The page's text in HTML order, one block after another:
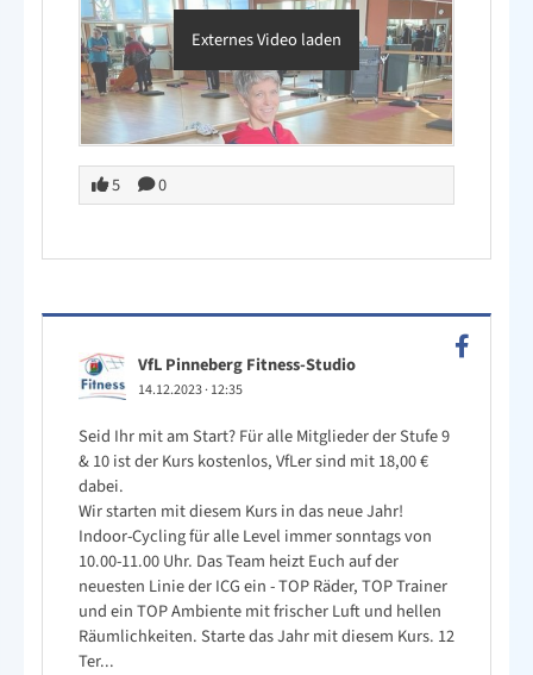
Externes Video laden
5 0
VfL Pinneberg Fitness-Studio
14.12.2023· 12:35
Seid Ihr mit am Start? Für alle Mitglieder der Stufe 9
& 10 ist der Kurs kostenlos, VfLer sind mit 18,00 €
dabei.
Wir starten mit diesem Kurs in das neue Jahr!
Indoor-Cycling für alle Level immer sonntags von
10.00-11.00 Uhr. Das Team heizt Euch auf der
neuesten Linie der ICG ein - TOP Räder, TOP Trainer
und ein TOP Ambiente mit frischer Luft und hellen
Räumlichkeiten. Starte das Jahr mit diesem Kurs. 12
Ter...